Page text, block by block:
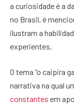
a curiosidade é a
no Brasil, é
ilustram a
experientes.
O tema “o caipira
narrativa na qual
constantes em